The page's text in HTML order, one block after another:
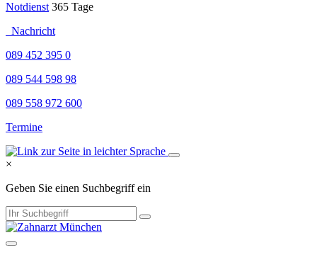
Notdienst 365 Tage
Nachricht
089 452 395 0
089 544 598 98
089 558 972 600
Termine
×
Geben Sie einen Suchbegriff ein